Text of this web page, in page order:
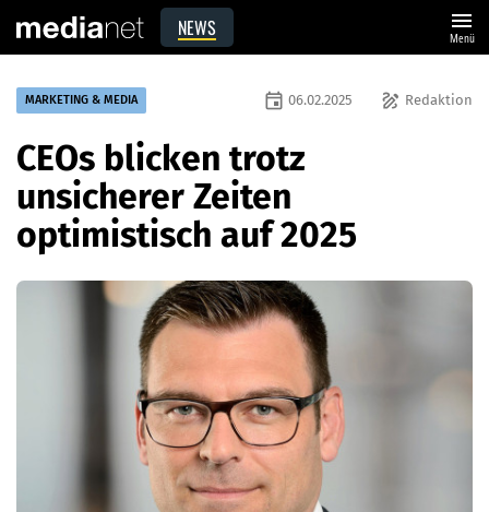
NEWS menu
Menü
MARKETING & MEDIA draw Redaktion
event 06.02.2025
CEOs blicken trotz
unsicherer Zeiten
optimistisch auf 2025